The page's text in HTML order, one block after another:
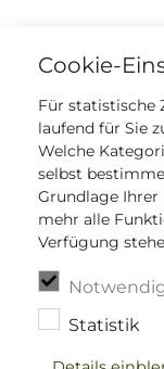
Cookie-
Für statistische
laufend für Sie
Welche
selbst
Grundlage
mehr alle
Verfügung
Statistik
1) Information
die Erhebung
Daten und
Kontaktdaten
1.1 Wir freuen
dass Sie unsere